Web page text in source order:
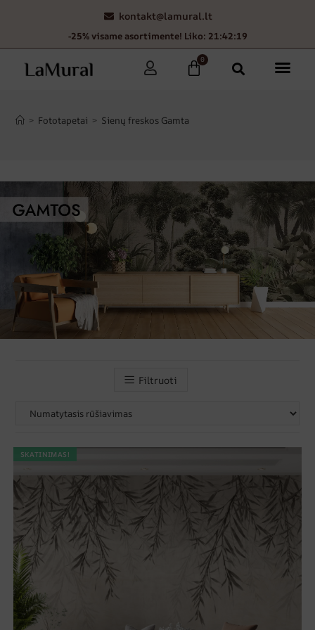
kontakt@lamural.lt
-25% visame asortimente! Liko: 21:42:15
0
> Fototapetai > Sienų freskos Gamta
Filtruoti
SKATINIMAS!